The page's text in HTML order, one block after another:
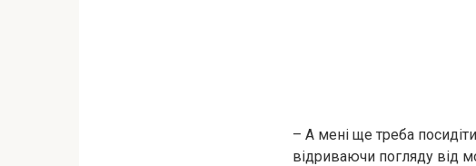
– А мені ще треба
відриваючи погляду від